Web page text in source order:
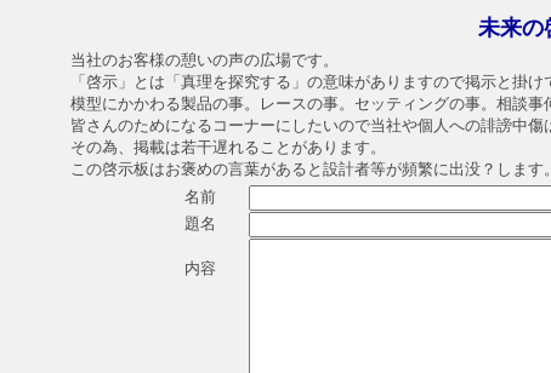
未来の
当社のお客様の憩いの声の広場です。
「啓示」とは「真理を探究する」の意味がありますので掲示と掛
模型にかかわる製品の事。レースの事。セッティングの事。相談事
皆さんのためになるコーナーにしたいので当社や個人への誹謗中
その為、掲載は若干遅れることがあります。
この啓示板はお褒めの言葉があると設計者等が頻繁に出没？します。
名前
題名
内容